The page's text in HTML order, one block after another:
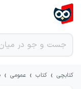
کتابچی › کتاب › عمومی ›